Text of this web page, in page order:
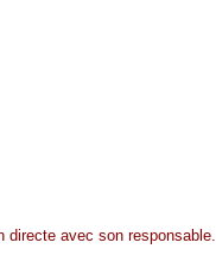
directe avec son responsable.